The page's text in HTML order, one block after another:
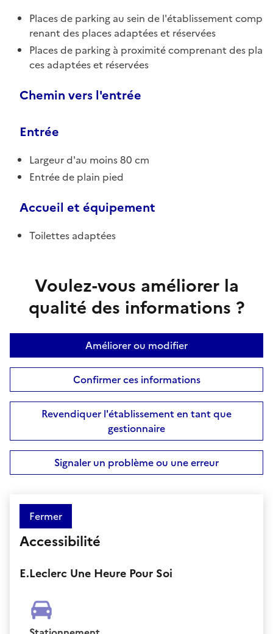
Places de parking au sein de l'établissement comp
renant des places adaptées et réservées
Places de parking à proximité comprenant des pla
ces adaptées et réservées
Chemin vers l'entrée
Entrée
Largeur d'au moins 80 cm
Entrée de plain pied
Accueil et équipement
Toilettes adaptées
Voulez-vous améliorer la
qualité des informations ?
Améliorer ou modifier
Confirmer ces informations
Revendiquer l'établissement en tant que
gestionnaire
Signaler un problème ou une erreur
Fermer
Accessibilité
E.Leclerc Une Heure Pour Soi